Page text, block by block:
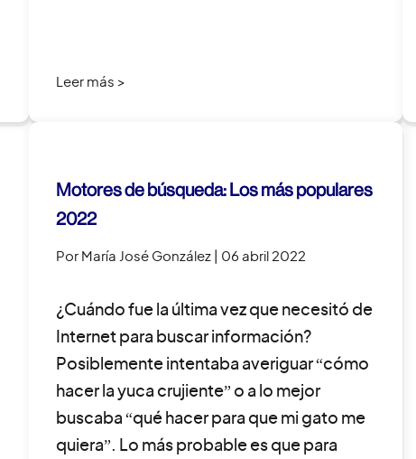
Leer más >
Motores de búsqueda: Los más populares
2022
Por María José González | 06 abril 2022
¿Cuándo fue la última vez que necesitó de
Internet para buscar información?
Posiblemente intentaba averiguar “cómo
hacer la yuca crujiente” o a lo mejor
buscaba “qué hacer para que mi gato me
quiera”. Lo más probable es que para